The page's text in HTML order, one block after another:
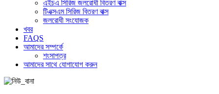
এইচএ সিরিজ জলরোধী বিতরণ বাক্স
টিএক্সএম সিরিজ বিতরণ বাক্স
জলরোধী সংযোজক
খবর
FAQS
আমাদের সম্পর্কে
শংসাপত্র
আমাদের সাথে যোগাযোগ করুন